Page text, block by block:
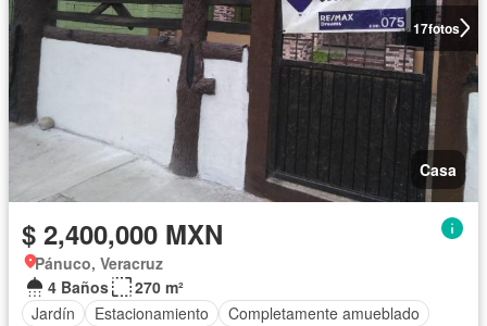
17fotos
Casa
$ 2,400,000 MXN
Pánuco, Veracruz
4 Baños
270 m²
Jardín
Estacionamiento Completamente amueblado